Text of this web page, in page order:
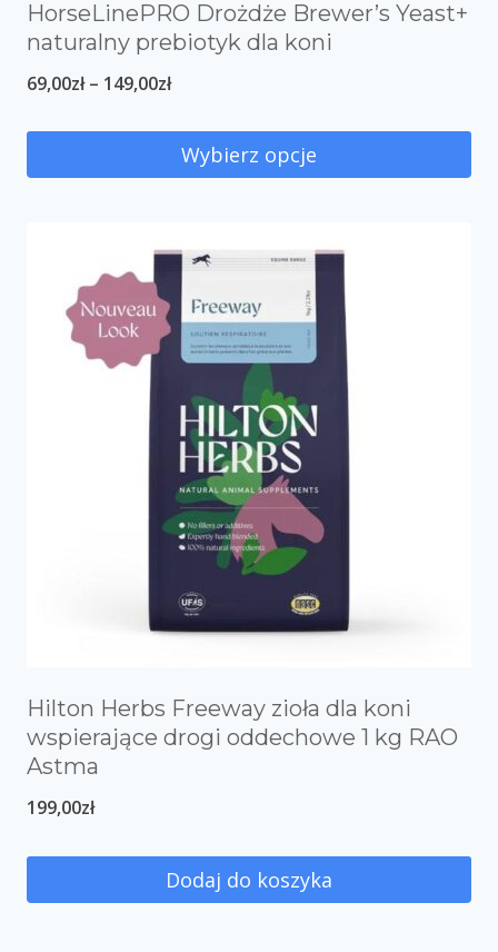
HorseLinePRO Drożdże Brewer’s Yeast+
naturalny prebiotyk dla koni
69,00zł – 149,00zł
Wybierz opcje
Hilton Herbs Freeway zioła dla koni
wspierające drogi oddechowe 1 kg RAO
Astma
199,00zł
Dodaj do koszyka